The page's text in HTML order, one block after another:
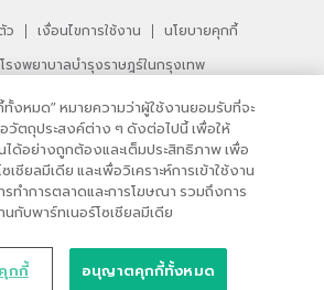
ว | เงื่อนไขการใช้งาน |
นโยบายคุกกี้
รงพยาบาลบำรุงราษฎร์ในกรุงเทพ
เขตวัฒนา กรุงเทพ 10110 ประเทศไทย
เห็นหรือปัญหาในการใช้เว็บไซต์ของเรา
งหมด” หมายความว่าผู้ใช้งานยอมรับที่จะ
วัตถุประสงค์ต่าง ๆ ดังต่อไปนี้ เพื่อให้
ได้อย่างถูกต้องและเต็มประสิทธิภาพ เพื่อ
ยลมีเดีย และเพื่อวิเคราะห์การเข้าใช้งาน
รทำการตลาดและการโฆษณา รวมถึงการ
กับพาร์ทเนอร์โซเชียลมีเดีย
กกี้ อนุญาตคุกกี้ทั้งหมด